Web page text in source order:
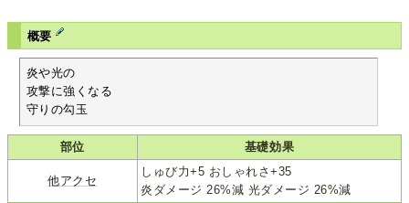
概要
炎や光の
攻撃に強くなる
守りの勾玉
部位 基礎効果
他アクセ
しゅび力+5 おしゃれさ+35
炎ダメージ 26%減 光ダメージ 26%減